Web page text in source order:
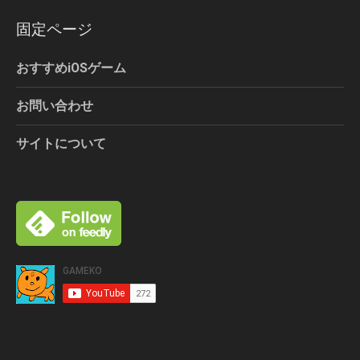
固定ページ
おすすめiOSゲーム
お問い合わせ
サイトについて